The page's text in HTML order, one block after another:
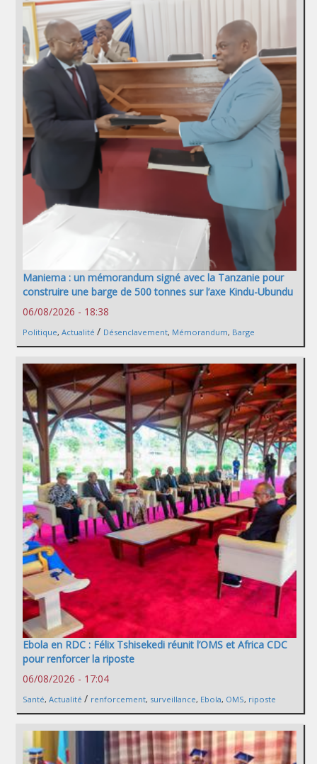
Maniema : un mémorandum signé avec la Tanzanie pour
construire une barge de 500 tonnes sur l’axe Kindu-Ubundu
06/08/2026 - 18:38
Politique, Actualité / Désenclavement, Mémorandum, Barge
Ebola en RDC : Félix Tshisekedi réunit l’OMS et Africa CDC
pour renforcer la riposte
06/08/2026 - 17:04
Santé, Actualité / renforcement, surveillance, Ebola, OMS, riposte